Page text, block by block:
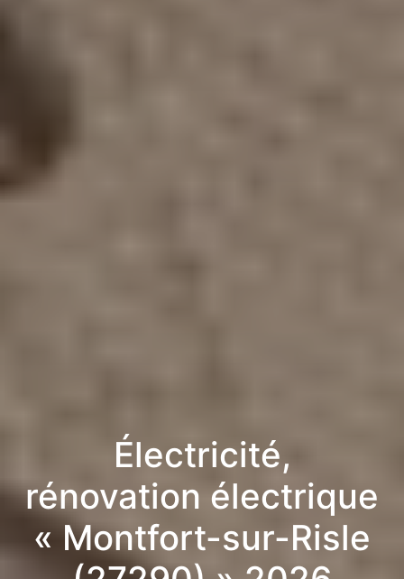
Électricité,
rénovation électrique
« Montfort-sur-Risle